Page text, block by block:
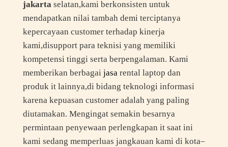
jakartaselatan,kami berkonsisten untuk
mendapatkan nilai tambah demi terciptanya
kepercayaan customer terhadap kinerja
kami,disupport para teknisi yang memiliki
kompetensi tinggi serta berpengalaman. Kami
memberikan berbagai jasarental laptop dan
produk it lainnya,di bidang teknologi informasi
karena kepuasan customer adalah yang paling
diutamakan. Mengingat semakin besarnya
permintaan penyewaan perlengkapan it saat ini
kami sedang memperluas jangkauan kami di kota–